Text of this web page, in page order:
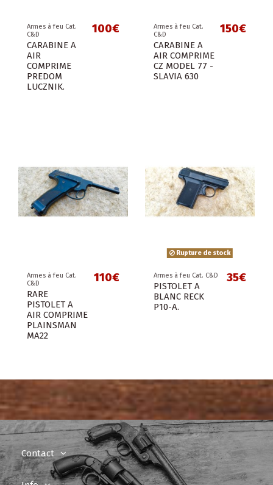
Armes à feu Cat.
C&D
CARABINE A
AIR
COMPRIME
PREDOM
LUCZNIK.
100€
Armes à feu Cat.
C&D
CARABINE A
AIR COMPRIME
CZ MODEL 77 -
SLAVIA 630
150€
Armes à feu Cat.
C&D
RARE
PISTOLET A
AIR COMPRIME
PLAINSMAN
MA22
110€
Rupture de stock
Armes à feu Cat. C&D
PISTOLET A
BLANC RECK
P10-A.
35€
Contact